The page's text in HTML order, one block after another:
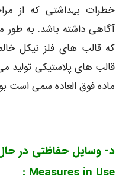
خطرات بہداشتی که از
آگاهی داشته باشد. به
که قالب های فلز نیکل
قالب های پلاستیکی تولید
ماده فوق العاده سمی است